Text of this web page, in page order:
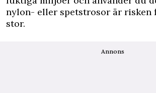
nylon- eller spetstrosor är risken
stor.
Annons